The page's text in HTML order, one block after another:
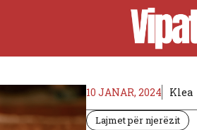
10 JANAR, 2024 Klea
Lajmet për njerëzit